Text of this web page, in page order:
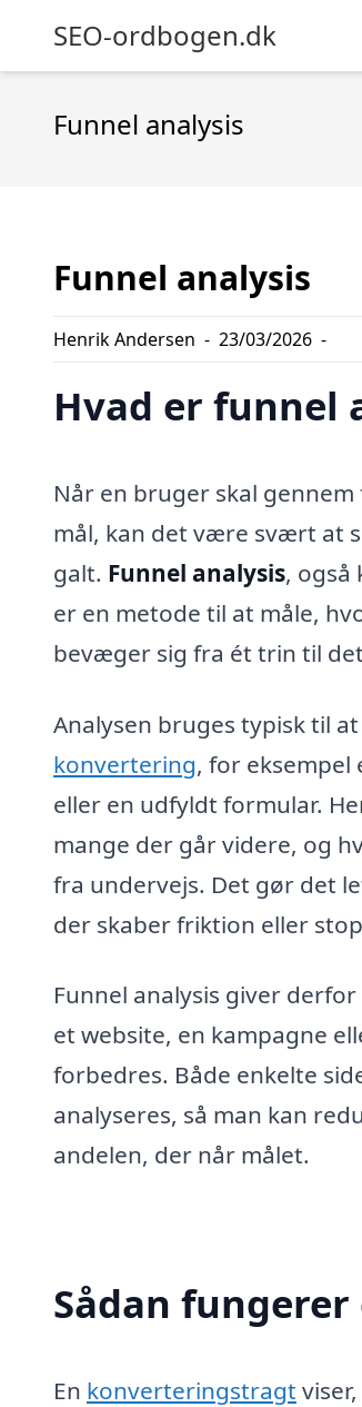
SEO-ordbogen.dk
Funnel analysis
Funnel analysis
Henrik Andersen - 23/03/2026 -
Hvad er funnel
Når en bruger skal
mål, kan det være svært at
galt. Funnel analysis, også
er en metode til at måle,
bevæger sig fra ét trin til
Analysen bruges typisk til
konvertering, for eksempel
eller en udfyldt formular.
mange der går videre, og
fra undervejs. Det gør det
der skaber friktion eller
Funnel analysis giver
et website, en kampagne
forbedres. Både enkelte
analyseres, så man kan
andelen, der når målet.
Sådan
En konverteringstragt